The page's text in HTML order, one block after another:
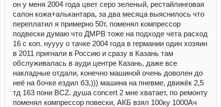
он у меня 2004 года цвет серо зеленый, рестайлинговая
салон кожа+алькантара, за два месяца выяснилось что
переплатил я примерно 50т, поменял компрессор
подвески думаю что ДМРВ тоже на подходе чета расход
16 с коп. нуууу о тачке 2004 года в германии один хозяин
в 2011 пригнали в Россию и сразу в Казань там
обслуживалась в ауди центре Казань, даже все
накладные отдали, конечно машиной очень доволен до
неё на бочке ездил б3,))) машина на пневме, движёк 2,5
тд 163 пони BCZ. душа concert 2 мне хватает, по ремонту
поменял компрессор повески, АКБ взял 100ку 1000Ач